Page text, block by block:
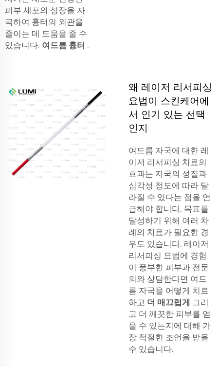
피부 세포의 성장을 자
극하여 흉터의 외관을
줄이는 데 도움을 줄 수
있습니다. 여드름 흉터 .
왜 레이저 리서피싱
요법이 스킨케어에
서 인기 있는 선택
인지
여드름 자국에 대한 레
이저 리서피싱 치료의
효과는 자국의 성질과
심각성 정도에 따라 달
라질 수 있다는 점을 언
급해야 합니다. 목표를
달성하기 위해 여러 차
례의 치료가 필요한 경
우도 있습니다. 레이저
리서피싱 요법에 경험
이 풍부한 피부과 전문
의와 상담한다면 여드
름 자국을 어떻게 치료
하고 더 매끄럽게 그리
고 더 깨끗한 피부를 얻
을 수 있는지에 대해 가
장 적절한 조언을 받을
수 있습니다.